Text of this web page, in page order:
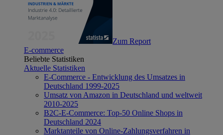
Zum Report
E-commerce
Beliebte Statistiken
Aktuelle Statistiken
E-Commerce - Entwicklung des Umsatzes in
Deutschland 1999-2025
Umsatz von Amazon in Deutschland und weltweit
2010-2025
B2C-E-Commerce: Top-50 Online Shops in
Deutschland 2024
Marktanteile von Online-Zahlungsverfahren in